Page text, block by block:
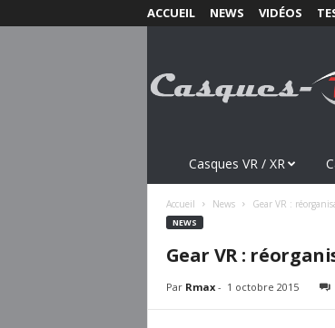
ACCUEIL NEWS VIDÉOS
s
Casques VR / XR
Accueil News Gear VR :
NEWS
Gear VR :
Par Rmax- 1 octobre 2015